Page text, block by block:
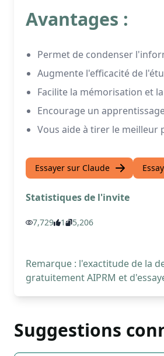
Avantages :
Permet de condenser
Augmente l'efficacité de
Facilite la mémorisation et
Encourage un
Vous aide à tirer le meilleur
Essayer sur Claude
Statistiques de l'invite
7,729 1 5,206
Remarque : l'exactitude de la
gratuitement AIPRM et
Suggestions